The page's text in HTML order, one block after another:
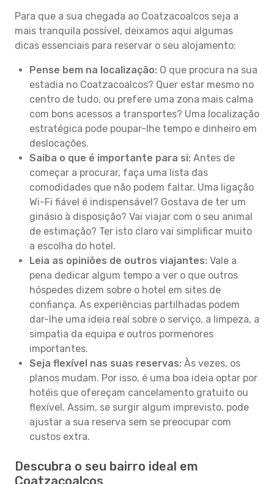
Para que a sua chegada ao Coatzacoalcos seja a
mais tranquila possível, deixamos aqui algumas
dicas essenciais para reservar o seu alojamento:
Pense bem na localização: O que procura na sua
estadia no Coatzacoalcos? Quer estar mesmo no
centro de tudo, ou prefere uma zona mais calma
com bons acessos a transportes? Uma localização
estratégica pode poupar-lhe tempo e dinheiro em
deslocações.
Saiba o que é importante para si: Antes de
começar a procurar, faça uma lista das
comodidades que não podem faltar. Uma ligação
Wi-Fi fiável é indispensável? Gostava de ter um
ginásio à disposição? Vai viajar com o seu animal
de estimação? Ter isto claro vai simplificar muito
a escolha do hotel.
Leia as opiniões de outros viajantes: Vale a
pena dedicar algum tempo a ver o que outros
hóspedes dizem sobre o hotel em sites de
confiança. As experiências partilhadas podem
dar-lhe uma ideia real sobre o serviço, a limpeza, a
simpatia da equipa e outros pormenores
importantes.
Seja flexível nas suas reservas: Às vezes, os
planos mudam. Por isso, é uma boa ideia optar por
hotéis que ofereçam cancelamento gratuito ou
flexível. Assim, se surgir algum imprevisto, pode
ajustar a sua reserva sem se preocupar com
custos extra.
Descubra o seu bairro ideal em
Coatzacoalcos